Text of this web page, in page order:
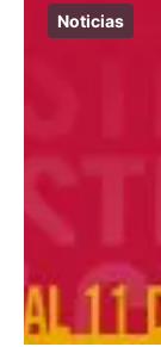
Noticias